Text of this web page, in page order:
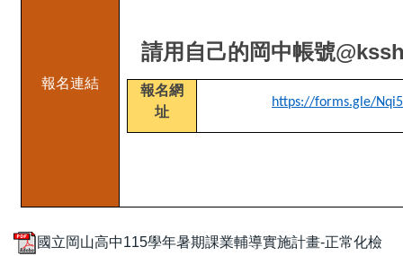
報名連結
請用自己的岡中帳號
報名網
址
https://forms.gle/
國立岡山高中115學年暑期課業輔導實施計畫-正常化檢